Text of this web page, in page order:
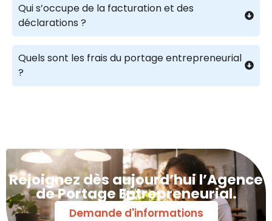
Qui s’occupe de la facturation et des
déclarations ?
Quels sont les frais du portage entrepreneurial
?
Rejoignez dès aujourd’hui l’Agence
de Portage Entrepreneurial.
Demande d'informations